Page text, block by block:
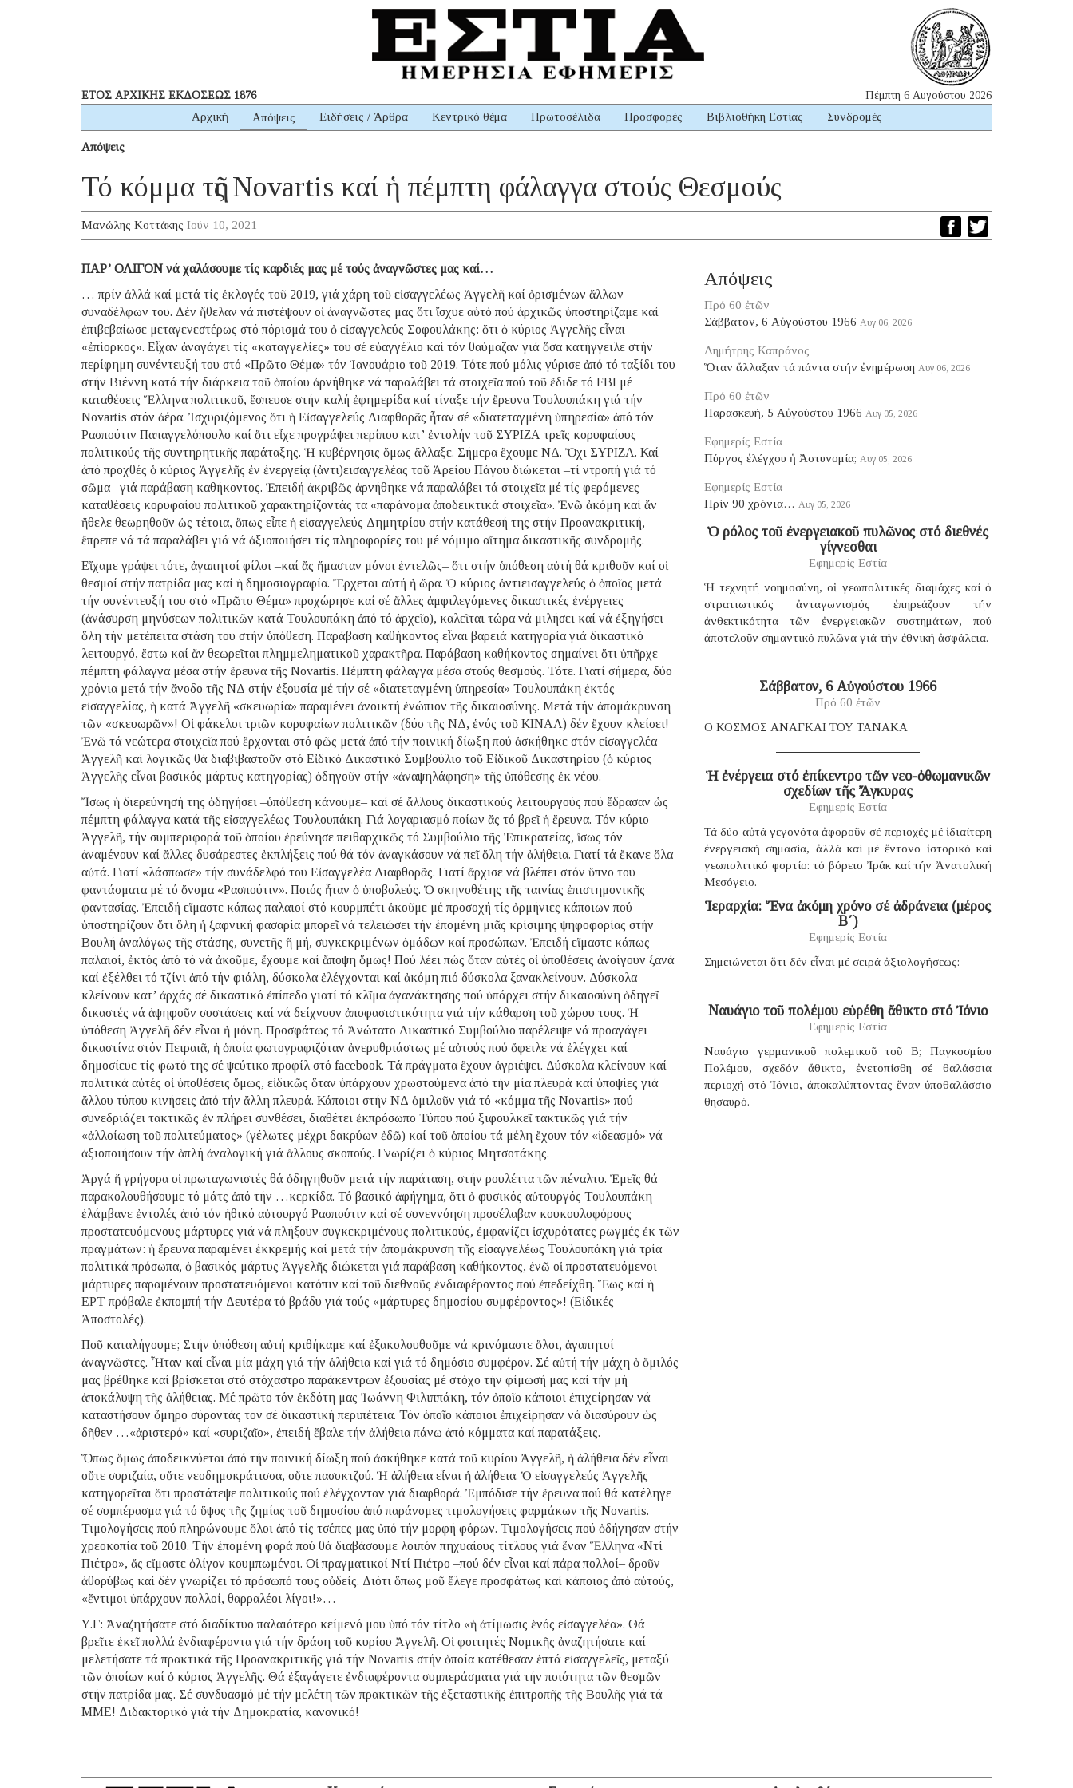
ΕΤΟΣ ΑΡΧΙΚΗΣ ΕΚΔΟΣΕΩΣ 1876 Πέμπτη 6 Αυγούστου 2026
Αρχική Απόψεις Ειδήσεις / Άρθρα Κεντρικό θέμα Πρωτοσέλιδα Προσφορές Βιβλιοθήκη Εστίας Συνδρομές
Απόψεις
Τό κόμμα τῆς Novartis καί ἡ πέμπτη φάλαγγα στούς Θεσμούς
Μανώλης Κοττάκης Ιούν 10, 2021
ΠΑΡ’ ΟΛΙΓΟΝ νά χαλάσουμε τίς καρδιές μας μέ τούς ἀναγνῶστες μας καί…
… πρίν ἀλλά καί μετά τίς ἐκλογές τοῦ 2019, γιά χάρη τοῦ εἰσαγγελέως Ἀγγελῆ καί ὁρισμένων ἄλλων
συναδέλφων του. Δέν ἤθελαν νά πιστέψουν οἱ ἀναγνῶστες μας ὅτι ἴσχυε αὐτό πού ἀρχικῶς ὑποστηρίζαμε καί
ἐπιβεβαίωσε μεταγενεστέρως στό πόρισμά του ὁ εἰσαγγελεύς Σοφουλάκης: ὅτι ὁ κύριος Ἀγγελῆς εἶναι
«ἐπίορκος». Εἶχαν ἀναγάγει τίς «καταγγελίες» του σέ εὐαγγέλιο καί τόν θαύμαζαν γιά ὅσα κατήγγειλε στήν
περίφημη συνέντευξή του στό «Πρῶτο Θέμα» τόν Ἰανουάριο τοῦ 2019. Τότε πού μόλις γύρισε ἀπό τό ταξίδι του
στήν Βιέννη κατά τήν διάρκεια τοῦ ὁποίου ἀρνήθηκε νά παραλάβει τά στοιχεῖα πού τοῦ ἔδιδε τό FBI μέ
καταθέσεις Ἕλληνα πολιτικοῦ, ἔσπευσε στήν καλή ἐφημερίδα καί τίναξε τήν ἔρευνα Τουλουπάκη γιά τήν
Novartis στόν ἀέρα. Ἰσχυριζόμενος ὅτι ἡ Εἰσαγγελεύς Διαφθορᾶς ἦταν σέ «διατεταγμένη ὑπηρεσία» ἀπό τόν
Ρασπούτιν Παπαγγελόπουλο καί ὅτι εἶχε προγράψει περίπου κατ’ ἐντολήν τοῦ ΣΥΡΙΖΑ τρεῖς κορυφαίους
πολιτικούς τῆς συντηρητικῆς παράταξης. Ἡ κυβέρνησις ὅμως ἄλλαξε. Σήμερα ἔχουμε ΝΔ. Ὄχι ΣΥΡΙΖΑ. Καί
ἀπό προχθές ὁ κύριος Ἀγγελῆς ἐν ἐνεργείᾳ (ἀντι)εισαγγελέας τοῦ Ἀρείου Πάγου διώκεται –τί ντροπή γιά τό
σῶμα– γιά παράβαση καθήκοντος. Ἐπειδή ἀκριβῶς ἀρνήθηκε νά παραλάβει τά στοιχεῖα μέ τίς φερόμενες
καταθέσεις κορυφαίου πολιτικοῦ χαρακτηρίζοντάς τα «παράνομα ἀποδεικτικά στοιχεῖα». Ἐνῶ ἀκόμη καί ἄν
ἤθελε θεωρηθοῦν ὡς τέτοια, ὅπως εἶπε ἡ εἰσαγγελεύς Δημητρίου στήν κατάθεσή της στήν Προανακριτική,
ἔπρεπε νά τά παραλάβει γιά νά ἀξιοποιήσει τίς πληροφορίες του μέ νόμιμο αἴτημα δικαστικῆς συνδρομῆς.
Εἴχαμε γράψει τότε, ἀγαπητοί φίλοι –καί ἄς ἤμασταν μόνοι ἐντελῶς– ὅτι στήν ὑπόθεση αὐτή θά κριθοῦν καί οἱ
θεσμοί στήν πατρίδα μας καί ἡ δημοσιογραφία. Ἔρχεται αὐτή ἡ ὥρα. Ὁ κύριος ἀντιεισαγγελεύς ὁ ὁποῖος μετά
τήν συνέντευξή του στό «Πρῶτο Θέμα» προχώρησε καί σέ ἄλλες ἀμφιλεγόμενες δικαστικές ἐνέργειες
(ἀνάσυρση μηνύσεων πολιτικῶν κατά Τουλουπάκη ἀπό τό ἀρχεῖο), καλεῖται τώρα νά μιλήσει καί νά ἐξηγήσει
ὅλη τήν μετέπειτα στάση του στήν ὑπόθεση. Παράβαση καθήκοντος εἶναι βαρειά κατηγορία γιά δικαστικό
λειτουργό, ἔστω καί ἄν θεωρεῖται πλημμεληματικοῦ χαρακτῆρα. Παράβαση καθήκοντος σημαίνει ὅτι ὑπῆρχε
πέμπτη φάλαγγα μέσα στήν ἔρευνα τῆς Novartis. Πέμπτη φάλαγγα μέσα στούς θεσμούς. Τότε. Γιατί σήμερα, δύο
χρόνια μετά τήν ἄνοδο τῆς ΝΔ στήν ἐξουσία μέ τήν σέ «διατεταγμένη ὑπηρεσία» Τουλουπάκη ἐκτός
εἰσαγγελίας, ἡ κατά Ἀγγελῆ «σκευωρία» παραμένει ἀνοικτή ἐνώπιον τῆς δικαιοσύνης. Μετά τήν ἀπομάκρυνση
τῶν «σκευωρῶν»! Οἱ φάκελοι τριῶν κορυφαίων πολιτικῶν (δύο τῆς ΝΔ, ἑνός τοῦ ΚΙΝΑΛ) δέν ἔχουν κλείσει!
Ἐνῶ τά νεώτερα στοιχεῖα πού ἔρχονται στό φῶς μετά ἀπό τήν ποινική δίωξη πού ἀσκήθηκε στόν εἰσαγγελέα
Ἀγγελῆ καί λογικῶς θά διαβιβαστοῦν στό Εἰδικό Δικαστικό Συμβούλιο τοῦ Εἰδικοῦ Δικαστηρίου (ὁ κύριος
Ἀγγελῆς εἶναι βασικός μάρτυς κατηγορίας) ὁδηγοῦν στήν «ἀναψηλάφηση» τῆς ὑπόθεσης ἐκ νέου.
Ἴσως ἡ διερεύνησή της ὁδηγήσει –ὑπόθεση κάνουμε– καί σέ ἄλλους δικαστικούς λειτουργούς πού ἔδρασαν ὡς
πέμπτη φάλαγγα κατά τῆς εἰσαγγελέως Τουλουπάκη. Γιά λογαριασμό ποίων ἄς τό βρεῖ ἡ ἔρευνα. Τόν κύριο
Ἀγγελῆ, τήν συμπεριφορά τοῦ ὁποίου ἐρεύνησε πειθαρχικῶς τό Συμβούλιο τῆς Ἐπικρατείας, ἴσως τόν
ἀναμένουν καί ἄλλες δυσάρεστες ἐκπλήξεις πού θά τόν ἀναγκάσουν νά πεῖ ὅλη τήν ἀλήθεια. Γιατί τά ἔκανε ὅλα
αὐτά. Γιατί «λάσπωσε» τήν συνάδελφό του Εἰσαγγελέα Διαφθορᾶς. Γιατί ἄρχισε νά βλέπει στόν ὕπνο του
φαντάσματα μέ τό ὄνομα «Ρασπούτιν». Ποιός ἦταν ὁ ὑποβολεύς. Ὁ σκηνοθέτης τῆς ταινίας ἐπιστημονικῆς
φαντασίας. Ἐπειδή εἴμαστε κάπως παλαιοί στό κουρμπέτι ἀκοῦμε μέ προσοχή τίς ὁρμήνιες κάποιων πού
ὑποστηρίζουν ὅτι ὅλη ἡ ξαφνική φασαρία μπορεῖ νά τελειώσει τήν ἑπομένη μιᾶς κρίσιμης ψηφοφορίας στήν
Βουλή ἀναλόγως τῆς στάσης, συνετῆς ἤ μή, συγκεκριμένων ὁμάδων καί προσώπων. Ἐπειδή εἴμαστε κάπως
παλαιοί, ἐκτός ἀπό τό νά ἀκοῦμε, ἔχουμε καί ἄποψη ὅμως! Πού λέει πώς ὅταν αὐτές οἱ ὑποθέσεις ἀνοίγουν ξανά
καί ἐξέλθει τό τζίνι ἀπό τήν φιάλη, δύσκολα ἐλέγχονται καί ἀκόμη πιό δύσκολα ξανακλείνουν. Δύσκολα
κλείνουν κατ’ ἀρχάς σέ δικαστικό ἐπίπεδο γιατί τό κλῖμα ἀγανάκτησης πού ὑπάρχει στήν δικαιοσύνη ὁδηγεῖ
δικαστές νά ἀψηφοῦν συστάσεις καί νά δείχνουν ἀποφασιστικότητα γιά τήν κάθαρση τοῦ χώρου τους. Ἡ
ὑπόθεση Ἀγγελῆ δέν εἶναι ἡ μόνη. Προσφάτως τό Ἀνώτατο Δικαστικό Συμβούλιο παρέλειψε νά προαγάγει
δικαστίνα στόν Πειραιᾶ, ἡ ὁποία φωτογραφιζόταν ἀνερυθριάστως μέ αὐτούς πού ὄφειλε νά ἐλέγχει καί
δημοσίευε τίς φωτό της σέ ψεύτικο προφίλ στό facebook. Τά πράγματα ἔχουν ἀγριέψει. Δύσκολα κλείνουν καί
πολιτικά αὐτές οἱ ὑποθέσεις ὅμως, εἰδικῶς ὅταν ὑπάρχουν χρωστούμενα ἀπό τήν μία πλευρά καί ὑποψίες γιά
ἄλλου τύπου κινήσεις ἀπό τήν ἄλλη πλευρά. Κάποιοι στήν ΝΔ ὁμιλοῦν γιά τό «κόμμα τῆς Novartis» πού
συνεδριάζει τακτικῶς ἐν πλήρει συνθέσει, διαθέτει ἐκπρόσωπο Τύπου πού ξιφουλκεῖ τακτικῶς γιά τήν
«ἀλλοίωση τοῦ πολιτεύματος» (γέλωτες μέχρι δακρύων ἐδῶ) καί τοῦ ὁποίου τά μέλη ἔχουν τόν «ἰδεασμό» νά
ἀξιοποιήσουν τήν ἁπλή ἀναλογική γιά ἄλλους σκοπούς. Γνωρίζει ὁ κύριος Μητσοτάκης.
Ἀργά ἤ γρήγορα οἱ πρωταγωνιστές θά ὁδηγηθοῦν μετά τήν παράταση, στήν ρουλέττα τῶν πέναλτυ. Ἐμεῖς θά
παρακολουθήσουμε τό μάτς ἀπό τήν …κερκίδα. Τό βασικό ἀφήγημα, ὅτι ὁ φυσικός αὐτουργός Τουλουπάκη
ἐλάμβανε ἐντολές ἀπό τόν ἠθικό αὐτουργό Ρασπούτιν καί σέ συνεννόηση προσέλαβαν κουκουλοφόρους
προστατευόμενους μάρτυρες γιά νά πλήξουν συγκεκριμένους πολιτικούς, ἐμφανίζει ἰσχυρότατες ρωγμές ἐκ τῶν
πραγμάτων: ἡ ἔρευνα παραμένει ἐκκρεμής καί μετά τήν ἀπομάκρυνση τῆς εἰσαγγελέως Τουλουπάκη γιά τρία
πολιτικά πρόσωπα, ὁ βασικός μάρτυς Ἀγγελῆς διώκεται γιά παράβαση καθήκοντος, ἐνῶ οἱ προστατευόμενοι
μάρτυρες παραμένουν προστατευόμενοι κατόπιν καί τοῦ διεθνοῦς ἐνδιαφέροντος πού ἐπεδείχθη. Ἕως καί ἡ
ΕΡΤ πρόβαλε ἐκπομπή τήν Δευτέρα τό βράδυ γιά τούς «μάρτυρες δημοσίου συμφέροντος»! (Εἰδικές
Ἀποστολές).
Ποῦ καταλήγουμε; Στήν ὑπόθεση αὐτή κριθήκαμε καί ἐξακολουθοῦμε νά κρινόμαστε ὅλοι, ἀγαπητοί
ἀναγνῶστες. Ἦταν καί εἶναι μία μάχη γιά τήν ἀλήθεια καί γιά τό δημόσιο συμφέρον. Σέ αὐτή τήν μάχη ὁ ὅμιλός
μας βρέθηκε καί βρίσκεται στό στόχαστρο παράκεντρων ἐξουσίας μέ στόχο τήν φίμωσή μας καί τήν μή
ἀποκάλυψη τῆς ἀλήθειας. Μέ πρῶτο τόν ἐκδότη μας Ἰωάννη Φιλιππάκη, τόν ὁποῖο κάποιοι ἐπιχείρησαν νά
καταστήσουν ὅμηρο σύροντάς τον σέ δικαστική περιπέτεια. Τόν ὁποῖο κάποιοι ἐπιχείρησαν νά διασύρουν ὡς
δῆθεν …«ἀριστερό» καί «συριζαῖο», ἐπειδή ἔβαλε τήν ἀλήθεια πάνω ἀπό κόμματα καί παρατάξεις.
Ὅπως ὅμως ἀποδεικνύεται ἀπό τήν ποινική δίωξη πού ἀσκήθηκε κατά τοῦ κυρίου Ἀγγελῆ, ἡ ἀλήθεια δέν εἶναι
οὔτε συριζαία, οὔτε νεοδημοκράτισσα, οὔτε πασοκτζού. Ἡ ἀλήθεια εἶναι ἡ ἀλήθεια. Ὁ εἰσαγγελεύς Ἀγγελῆς
κατηγορεῖται ὅτι προστάτεψε πολιτικούς πού ἐλέγχονταν γιά διαφθορά. Ἐμπόδισε τήν ἔρευνα πού θά κατέληγε
σέ συμπέρασμα γιά τό ὕψος τῆς ζημίας τοῦ δημοσίου ἀπό παράνομες τιμολογήσεις φαρμάκων τῆς Novartis.
Τιμολογήσεις πού πληρώνουμε ὅλοι ἀπό τίς τσέπες μας ὑπό τήν μορφή φόρων. Τιμολογήσεις πού ὁδήγησαν στήν
χρεοκοπία τοῦ 2010. Τήν ἑπομένη φορά πού θά διαβάσουμε λοιπόν πηχυαίους τίτλους γιά ἕναν Ἕλληνα «Ντί
Πιέτρο», ἄς εἴμαστε ὀλίγον κουμπωμένοι. Οἱ πραγματικοί Ντί Πιέτρο –πού δέν εἶναι καί πάρα πολλοί– δροῦν
ἀθορύβως καί δέν γνωρίζει τό πρόσωπό τους οὐδείς. Διότι ὅπως μοῦ ἔλεγε προσφάτως καί κάποιος ἀπό αὐτούς,
«ἔντιμοι ὑπάρχουν πολλοί, θαρραλέοι λίγοι!»…
Υ.Γ: Ἀναζητήσατε στό διαδίκτυο παλαιότερο κείμενό μου ὑπό τόν τίτλο «ἡ ἀτίμωσις ἑνός εἰσαγγελέα». Θά
βρεῖτε ἐκεῖ πολλά ἐνδιαφέροντα γιά τήν δράση τοῦ κυρίου Ἀγγελῆ. Οἱ φοιτητές Νομικῆς ἀναζητήσατε καί
μελετήσατε τά πρακτικά τῆς Προανακριτικῆς γιά τήν Novartis στήν ὁποία κατέθεσαν ἑπτά εἰσαγγελεῖς, μεταξύ
τῶν ὁποίων καί ὁ κύριος Ἀγγελῆς. Θά ἐξαγάγετε ἐνδιαφέροντα συμπεράσματα γιά τήν ποιότητα τῶν θεσμῶν
στήν πατρίδα μας. Σέ συνδυασμό μέ τήν μελέτη τῶν πρακτικῶν τῆς ἐξεταστικῆς ἐπιτροπῆς τῆς Βουλῆς γιά τά
ΜΜΕ! Διδακτορικό γιά τήν Δημοκρατία, κανονικό!
Απόψεις
Πρό 60 ἐτῶν
Σάββατον, 6 Αὐγούστου 1966 Αυγ 06, 2026
Δημήτρης Καπράνος
Ὅταν ἄλλαξαν τά πάντα στήν ἐνημέρωση Αυγ 06, 2026
Πρό 60 ἐτῶν
Παρασκευή, 5 Αὐγούστου 1966 Αυγ 05, 2026
Εφημερίς Εστία
Πύργος ἐλέγχου ἡ Ἀστυνομία; Αυγ 05, 2026
Εφημερίς Εστία
Πρίν 90 χρόνια… Αυγ 05, 2026
Ὁ ρόλος τοῦ ἐνεργειακοῦ πυλῶνος στό διεθνές
γίγνεσθαι
Εφημερίς Εστία
Ἡ τεχνητή νοημοσύνη, οἱ γεωπολιτικές διαμάχες καί ὁ
στρατιωτικός ἀνταγωνισμός ἐπηρεάζουν τήν
ἀνθεκτικότητα τῶν ἐνεργειακῶν συστημάτων, πού
ἀποτελοῦν σημαντικό πυλῶνα γιά τήν ἐθνική ἀσφάλεια.
Σάββατον, 6 Αὐγούστου 1966
Πρό 60 ἐτῶν
Ο ΚΟΣΜΟΣ ΑΝΑΓΚΑΙ ΤΟΥ ΤΑΝΑΚΑ
Ἡ ἐνέργεια στό ἐπίκεντρο τῶν νεο-ὀθωμανικῶν
σχεδίων τῆς Ἄγκυρας
Εφημερίς Εστία
Τά δύο αὐτά γεγονότα ἀφοροῦν σέ περιοχές μέ ἰδιαίτερη
ἐνεργειακή σημασία, ἀλλά καί μέ ἔντονο ἱστορικό καί
γεωπολιτικό φορτίο: τό βόρειο Ἰράκ καί τήν Ἀνατολική
Μεσόγειο.
Ἱεραρχία: Ἕνα ἀκόμη χρόνο σέ ἀδράνεια (μέρος
B΄)
Εφημερίς Εστία
Σημειώνεται ὅτι δέν εἶναι μέ σειρά ἀξιολογήσεως:
Ναυάγιο τοῦ πολέμου εὑρέθη ἄθικτο στό Ἰόνιο
Εφημερίς Εστία
Ναυάγιο γερμανικοῦ πολεμικοῦ τοῦ B; Παγκοσμίου
Πολέμου, σχεδόν ἄθικτο, ἐνετοπίσθη σέ θαλάσσια
περιοχή στό Ἰόνιο, ἀποκαλύπτοντας ἕναν ὑποθαλάσσιο
θησαυρό.